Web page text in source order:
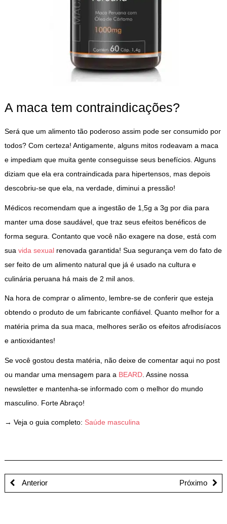
A maca tem contraindicações?
Será que um alimento tão poderoso assim pode ser consumido por
todos? Com certeza! Antigamente, alguns mitos rodeavam a maca
e impediam que muita gente conseguisse seus benefícios. Alguns
diziam que ela era contraindicada para hipertensos, mas depois
descobriu-se que ela, na verdade, diminui a pressão!
Médicos recomendam que a ingestão de 1,5g a 3g por dia para
manter uma dose saudável, que traz seus efeitos benéficos de
forma segura. Contanto que você não exagere na dose, está com
sua vida sexualrenovada garantida! Sua segurança vem do fato de
ser feito de um alimento natural que já é usado na cultura e
culinária peruana há mais de 2 mil anos.
Na hora de comprar o alimento, lembre-se de conferir que esteja
obtendo o produto de um fabricante confiável. Quanto melhor for a
matéria prima da sua maca, melhores serão os efeitos afrodisíacos
e antioxidantes!
Se você gostou desta matéria, não deixe de comentar aqui no post
ou mandar uma mensagem para a BEARD. Assine nossa
newsletter e mantenha-se informado com o melhor do mundo
masculino. Forte Abraço!
→ Veja o guia completo: Saúde masculina
Anterior Próximo